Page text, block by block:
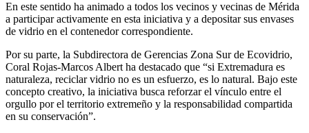
En este sentido ha animado a todos los vecinos y vecinas de Mérida
a participar activamente en esta iniciativa y a depositar sus envases
de vidrio en el contenedor correspondiente.
Por su parte, la Subdirectora de Gerencias Zona Sur de Ecovidrio,
Coral Rojas-Marcos Albert ha destacado que “si Extremadura es
naturaleza, reciclar vidrio no es un esfuerzo, es lo natural. Bajo este
concepto creativo, la iniciativa busca reforzar el vínculo entre el
orgullo por el territorio extremeño y la responsabilidad compartida
en su conservación”.